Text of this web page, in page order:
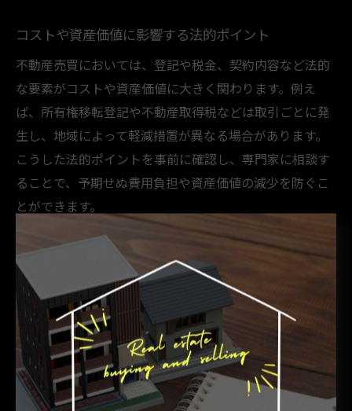
コストや資産価値に影響する法的ポイント
不動産売買においては、登記や税金、契約内容など法的
な要素がコストや資産価値に大きく関わります。例え
ば、所有権移転登記や不動産取得税などは取引ごとに発
生し、地域によって軽減措置が異なる場合があります。
こうした法的ポイントを事前に確認し、専門家に相談す
ることで、予期せぬ費用負担や資産価値の減少を防ぐこ
とができます。
地域相場や動向を踏まえた不動産売買の判断
淡路市や神戸市垂水区の不動産相場は、自然環境や利便
性、歴史的背景などにより大きく異なります。地域ごと
に取引事例を比較し、将来的な価値の変動要因（再開発
や観光需要の増加など）も踏まえて検討しましょう。例
えば、観光資源が豊富な淡路市ではリゾート需要、垂水
区では都市近郊の利便性が資産価値に反映されていま